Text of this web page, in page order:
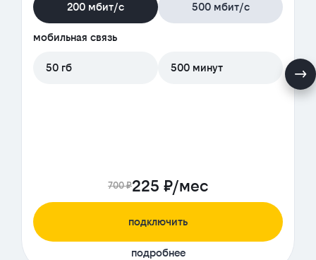
200 мбит/с 500 мбит/с
мобильная связь
50 гб 500 минут
700 ₽225 ₽/мес
подключить
подробнее